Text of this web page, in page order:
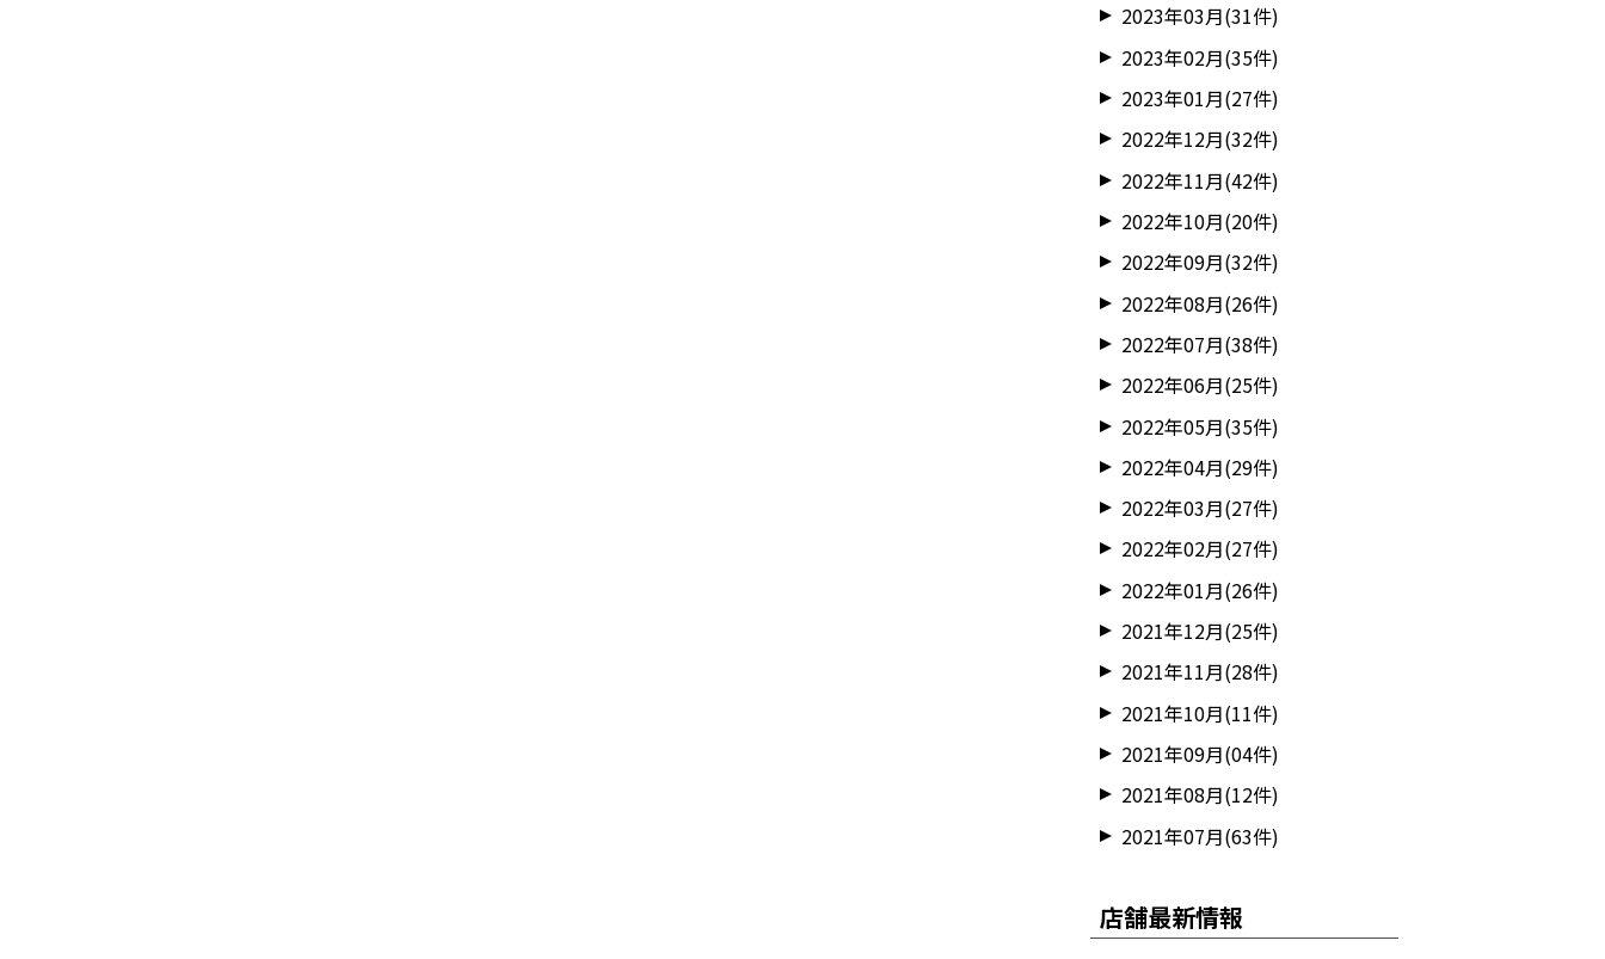
2023年03月(31件)
2023年02月(35件)
2023年01月(27件)
2022年12月(32件)
2022年11月(42件)
2022年10月(20件)
2022年09月(32件)
2022年08月(26件)
2022年07月(38件)
2022年06月(25件)
2022年05月(35件)
2022年04月(29件)
2022年03月(27件)
2022年02月(27件)
2022年01月(26件)
2021年12月(25件)
2021年11月(28件)
2021年10月(11件)
2021年09月(04件)
2021年08月(12件)
2021年07月(63件)
店舗最新情報